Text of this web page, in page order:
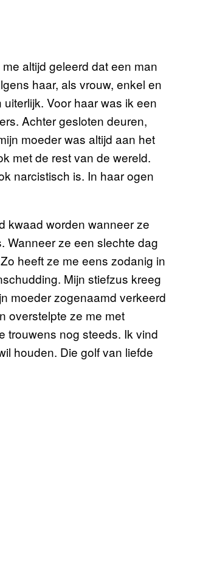
altijd geleerd dat een man
haar, als vrouw, enkel en
Voor haar was ik een
Achter gesloten deuren,
moeder was altijd aan het
met de rest van de wereld.
narcistisch is. In haar ogen
kwaad worden wanneer ze
Wanneer ze een slechte dag
heeft ze me eens zodanig in
Mijn stiefzus kreeg
moeder zogenaamd verkeerd
overstelpte ze me met
trouwens nog steeds. Ik vind
houden. Die golf van liefde